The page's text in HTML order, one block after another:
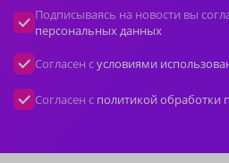
Подписываясь на новости вы
персональных данных
Согласен сусловиями
Согласен с политикой обработки